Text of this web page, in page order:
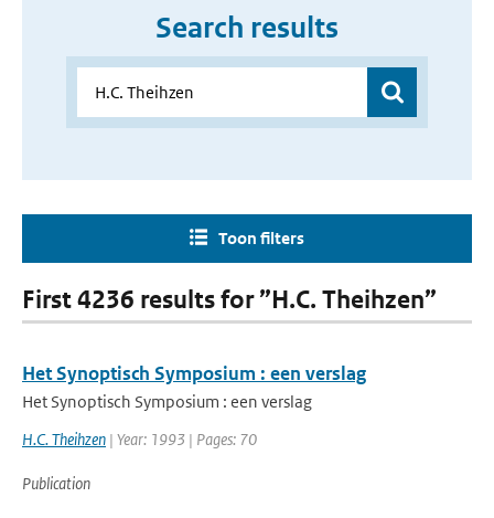
Search results
Toon filters
First 4236 results for ”H.C. Theihzen”
Het Synoptisch Symposium : een verslag
Het Synoptisch Symposium : een verslag
H.C. Theihzen | Year: 1993 | Pages: 70
Publication